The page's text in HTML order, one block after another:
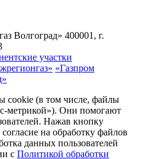
Волгоград» 400001, г.
участки
«Газпром
cookie (в том числе, файлы
метрикой»). Они помогают
Нажав кнопку
на обработку файлов
данных пользователей
с Политикой обработки